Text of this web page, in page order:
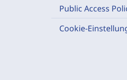
Public Access
Cookie-